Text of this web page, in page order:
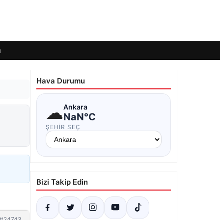
Hava Durumu
☁Ankara
NaN°C
ŞEHIR SEÇ
Bizi Takip Edin